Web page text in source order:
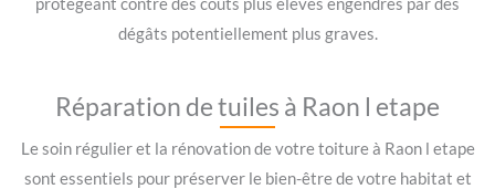
dégâts potentiellement plus graves.
Réparation de tuiles à Raon l etape
Le soin régulier et la rénovation de votre toiture à Raon l etape
sont essentiels pour préserver le bien-être de votre habitat et